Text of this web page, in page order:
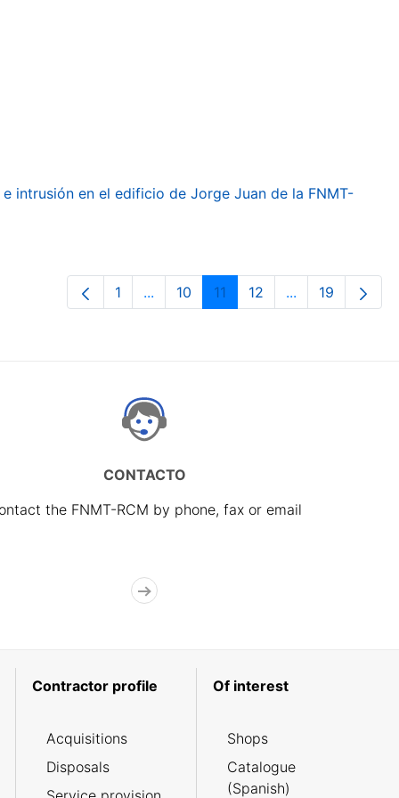
intrusión en el edificio de Jorge Juan de la FNMT-
Page
1 ...Intermediate Pages Use TAB to
Page
10 Page
11 Page
12 ...Intermediate
Page
19
CONTACTO
the FNMT-RCM by phone, fax or email
Contractor profile
Acquisitions
Disposals
Of interest
Shops
Catalogue
(Spanish)